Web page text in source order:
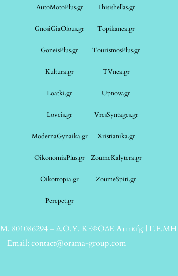
AutoMotoPlus.gr Thisishellas.gr
GnosiGiaOlous.gr Topikanea.gr
GoneisPlus.gr TourismosPlus.gr
Kultura.gr TVnea.gr
Loatki.gr Upnow.gr
Loveis.gr VresSyntages.gr
ModernaGynaika.gr Xristianika.gr
OikonomiaPlus.gr ZoumeKalytera.gr
Oikotropia.gr ZoumeSpiti.gr
Perepet.gr
801086294 – Δ.Ο.Υ. ΚΕΦΟΔΕ Αττικής | Γ.Ε.ΜΗ
Email: contact@orama-group.com